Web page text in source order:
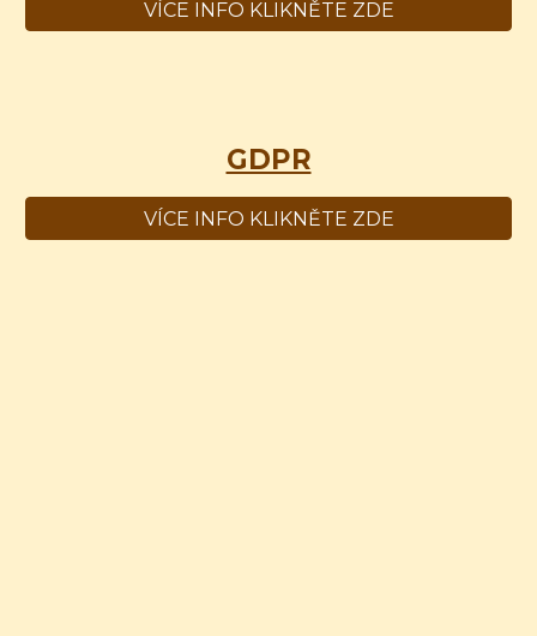
VÍCE INFO KLIKNĚTE ZDE
GDPR
VÍCE INFO KLIKNĚTE ZDE